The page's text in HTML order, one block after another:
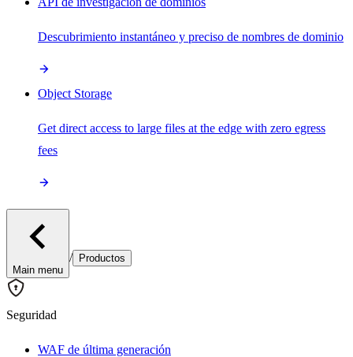
Descubrimiento instantáneo y preciso de nombres de dominio
Object Storage
Get direct access to large files at the edge with zero egress
fees
Main menu
/ Productos
Seguridad
WAF de última generación